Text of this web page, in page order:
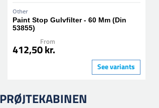
Other
Paint Stop Gulvfilter - 60 Mm (Din
53855)
From
412,50 kr.
See variants